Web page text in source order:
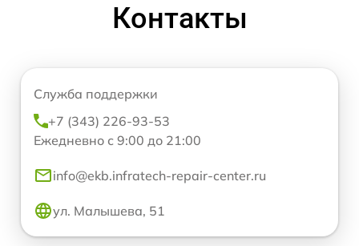
Контакты
Служба поддержки
+7 (343) 226-93-53
Ежедневно с 9:00 до 21:00
info@ekb.infratech-repair-center.ru
ул. Малышева, 51